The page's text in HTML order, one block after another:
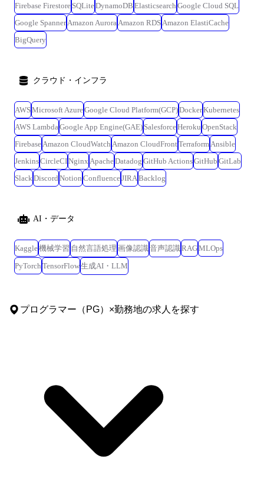
Firebase Firestore SQLiteDynamoDB Elasticsearch Google Cloud SQL
Google Spanner Amazon Aurora Amazon RDS Amazon ElastiCache
BigQuery
クラウド・インフラ
AWSMicrosoft AzureGoogle Cloud Platform(GCP)DockerKubernetes
AWS Lambda Google App Engine(GAE) SalesforceHeroku OpenStack
Firebase Amazon CloudWatch Amazon CloudFrontTerraform Ansible
JenkinsCircleCINginx ApacheDatadog GitHub ActionsGitHub GitLab
Slack Discord Notion ConfluenceJIRA Backlog
AI・データ
Kaggle機械学習 自然言語処理 画像認識 音声認識 RAGMLOps
PyTorch TensorFlow生成AI・LLM
プログラマー（PG） ×勤務地の求人を探す